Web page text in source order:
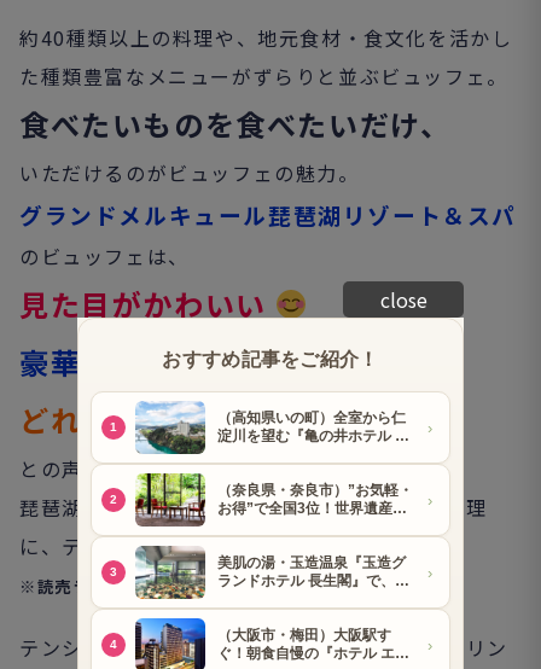
約40種類以上の料理や、地元食材・食文化を活かし
た種類豊富なメニューがずらりと並ぶビュッフェ。
食べたいものを食べたいだけ、
いただけるのがビュッフェの魅力。
グランドメルキュール琵琶湖リゾート＆スパ
のビュッフェは、
見た目がかわいい
豪華でリッチ
どれもおいしい!
との声が……。
琵琶湖ならではの素材や食文化を活かしたお料理
に、テンションが上がりますよ～
※読売ライフ特別プランはブログの最後にあります
テンションが上がるのはお料理だけではなくドリン
close